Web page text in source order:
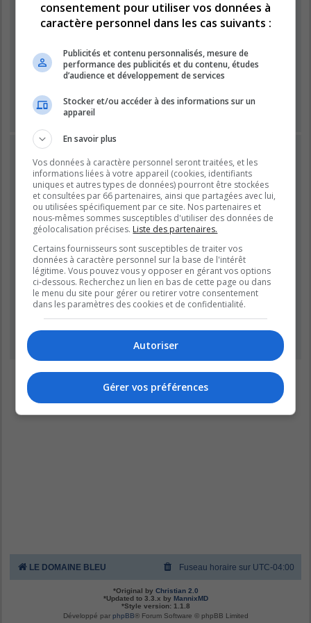
Mot de passe :
Se souvenir de moi
Masquer ma présence lors de cette session
INSCRIPTION
Vous devez être inscrit avant de pouvoir vous connecter.
L’inscription est rapide et vous offre de nombreux avantages.
Les administrateurs du forum peuvent accorder des
fonctionnalités supplémentaires aux utilisateurs inscrits. Avant
de vous inscrire, assurez-vous d’avoir pris connaissance de
nos conditions d’utilisation et de notre politique de
confidentialité. Veuillez également prendre le temps de
consulter attentivement toutes les règles du forum lors de votre
navigation.
Conditions d’utilisation|Politique de confidentialité
Inscription
LE DOMAINE BLEU Fuseau horaire sur UTC-04:00
*Original by Christian 2.0
*Updated to 3.3.x by MannixMD
*Style version: 1.1.8
Développé par phpBB® Forum Software © phpBB Limited
consentement pour utiliser vos données à
caractère personnel dans les cas suivants :
Publicités et contenu personnalisés, mesure de
performance des publicités et du contenu, études
d’audience et développement de services
Stocker et/ou accéder à des informations sur un
appareil
En savoir plus
Vos données à caractère personnel seront traitées, et les
informations liées à votre appareil (cookies, identifiants
uniques et autres types de données) pourront être stockées
et consultées par 66 partenaires, ainsi que partagées avec lui,
ou utilisées spécifiquement par ce site. Nos partenaires et
nous-mêmes sommes susceptibles d'utiliser des données de
géolocalisation précises. Liste des partenaires.
Certains fournisseurs sont susceptibles de traiter vos
données à caractère personnel sur la base de l'intérêt
légitime. Vous pouvez vous y opposer en gérant vos options
ci-dessous. Recherchez un lien en bas de cette page ou dans
le menu du site pour gérer ou retirer votre consentement
dans les paramètres des cookies et de confidentialité.
Autoriser
Gérer vos préférences